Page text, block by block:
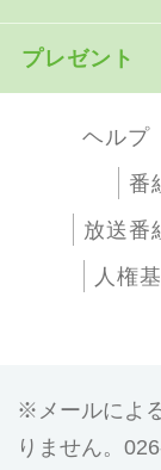
プレゼント
ヘルプ
番
放送番
人権
メールによ
りません。